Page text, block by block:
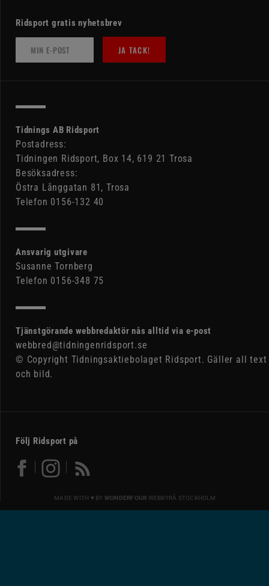
Ridsport gratis nyhetsbrev
JA TACK!
Tidnings AB Ridsport
Postadress:
Tidningen Ridsport, Box 14, 619 21 Trosa
Besöksadress:
Östra Långgatan 81, Trosa
Telefon 0156-132 40
Ansvarig utgivare
Susanne Tornberg
Telefon 0156-348 75
Tjänstgörande webbredaktör nås alltid via e-post
webbred@tidningenridsport.se
© Copyright Tidningsaktiebolaget Ridsport. Gäller all text
och bild.
Följ Ridsport på
MADE WITH ♥ BY WONDERFOUR WEBBYRÅ STOCKHOLM